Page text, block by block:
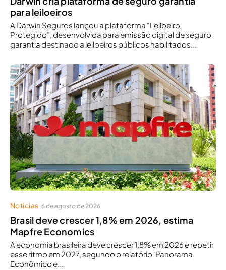
para leiloeiros
A Darwin Seguros lançou a plataforma “Leiloeiro
Protegido”, desenvolvida para emissão digital de seguro
garantia destinado a leiloeiros públicos habilitados...
Notícias 6 de agosto de 2026
Brasil deve crescer 1,8% em 2026, estima
Mapfre Economics
A economia brasileira deve crescer 1,8% em 2026 e repetir
esse ritmo em 2027, segundo o relatório ‘Panorama
Econômico e...